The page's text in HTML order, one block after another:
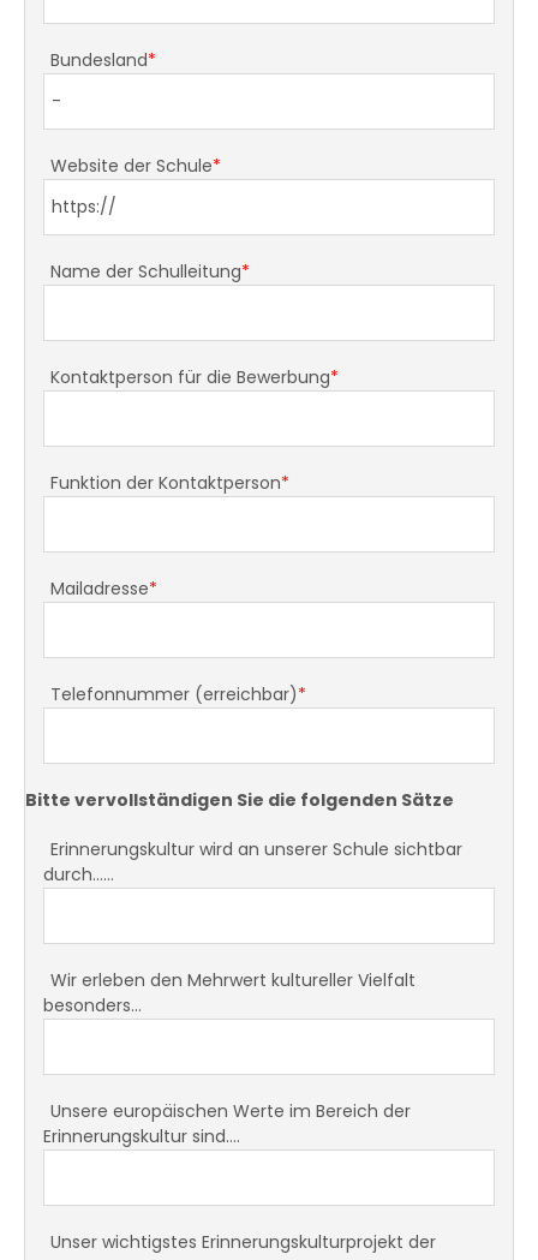
Bundesland*
Website der Schule*
Name der Schulleitung*
Kontaktperson für die Bewerbung*
Funktion der Kontaktperson*
Mailadresse*
Telefonnummer (erreichbar)*
Bitte vervollständigen Sie die folgenden Sätze
Erinnerungskultur wird an unserer Schule sichtbar
durch……
Wir erleben den Mehrwert kultureller Vielfalt
besonders...
Unsere europäischen Werte im Bereich der
Erinnerungskultur sind….
Unser wichtigstes Erinnerungskulturprojekt der